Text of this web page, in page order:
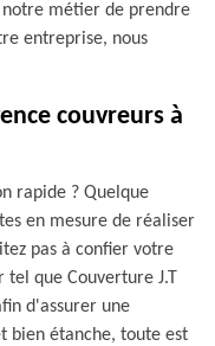
notre métier de prendre
entreprise, nous
couvreurs à
rapide ? Quelque
en mesure de réaliser
pas à confier votre
que Couverture J.T
d'assurer une
bien étanche, toute est